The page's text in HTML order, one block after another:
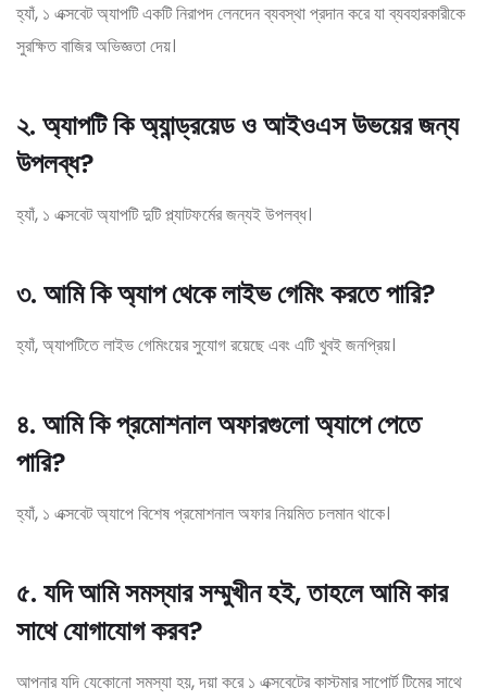
হ্যাঁ, ১ এক্সবেট অ্যাপটি একটি নিরাপদ লেনদেন ব্যবস্থা প্রদান করে যা ব্যবহারকারীকে
সুরক্ষিত বাজির অভিজ্ঞতা দেয়।
২. অ্যাপটি কি অ্যান্ড্রয়েড ও আইওএস উভয়ের জন্য
উপলব্ধ?
হ্যাঁ, ১ এক্সবেট অ্যাপটি দুটি প্ল্যাটফর্মের জন্যই উপলব্ধ।
৩. আমি কি অ্যাপ থেকে লাইভ গেমিং করতে পারি?
হ্যাঁ, অ্যাপটিতে লাইভ গেমিংয়ের সুযোগ রয়েছে এবং এটি খুবই জনপ্রিয়।
৪. আমি কি প্রমোশনাল অফারগুলো অ্যাপে পেতে
পারি?
হ্যাঁ, ১ এক্সবেট অ্যাপে বিশেষ প্রমোশনাল অফার নিয়মিত চলমান থাকে।
৫. যদি আমি সমস্যার সম্মুখীন হই, তাহলে আমি কার
সাথে যোগাযোগ করব?
আপনার যদি যেকোনো সমস্যা হয়, দয়া করে ১ এক্সবেটের কাস্টমার সাপোর্ট টিমের সাথে